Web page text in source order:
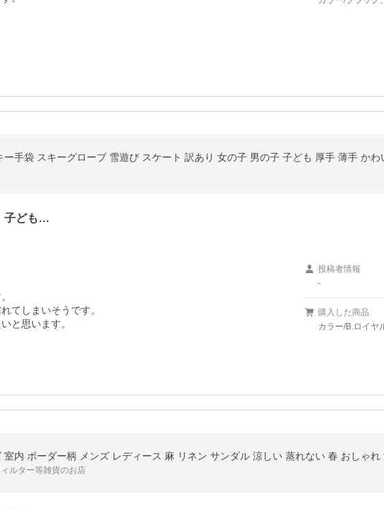
ー手袋 スキーグローブ 雪遊び スケート 訳あり 女の子 男の子 子ども 厚手 薄手 かわ
子ども…
てしまいそうです。
と思います。
投稿者情報
-
購入した商品
カラー/B.ロイヤ
室内 ボーダー柄 メンズ レディース 麻 リネン サンダル 涼しい 蒸れない 春 おしゃれ
ルター等雑貨のお店